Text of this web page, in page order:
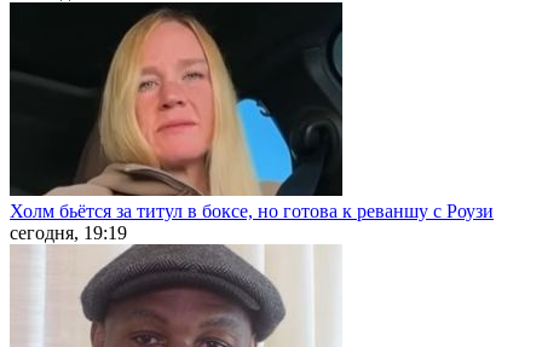
Холм бьётся за титул в боксе, но готова к реваншу с Роузи
сегодня, 19:19